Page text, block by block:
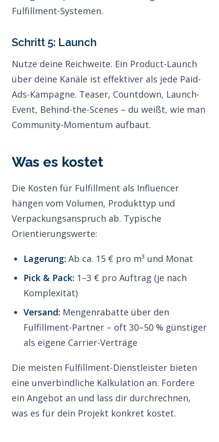
Fulfillment-Systemen.
Schritt 5: Launch
Nutze deine Reichweite. Ein Product-Launch
über deine Kanäle ist effektiver als jede Paid-
Ads-Kampagne. Teaser, Countdown, Launch-
Event, Behind-the-Scenes – du weißt, wie man
Community-Momentum aufbaut.
Was es kostet
Die Kosten für Fulfillment als Influencer
hängen vom Volumen, Produkttyp und
Verpackungsanspruch ab. Typische
Orientierungswerte:
Lagerung: Ab ca. 15 € pro m³ und Monat
Pick & Pack: 1–3 € pro Auftrag (je nach
Komplexität)
Versand: Mengenrabatte über den
Fulfillment-Partner – oft 30–50 % günstiger
als eigene Carrier-Verträge
Die meisten Fulfillment-Dienstleister bieten
eine unverbindliche Kalkulation an. Fordere
ein Angebot an und lass dir durchrechnen,
was es für dein Projekt konkret kostet.